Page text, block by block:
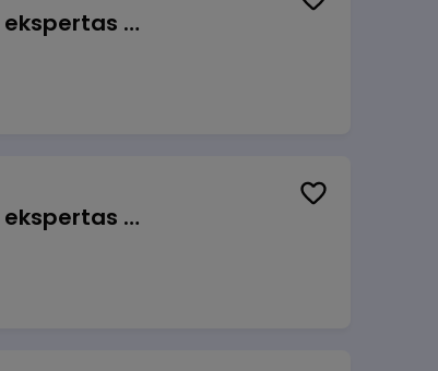
Veiklos užtikrinimo ir atitikties vyr. ekspertas (-ė) (Radviliškis) (Radviliškis, LT)
Veiklos užtikrinimo ir atitikties vyr. ekspertas (-ė) (Kaunas) (Kaunas, LT)